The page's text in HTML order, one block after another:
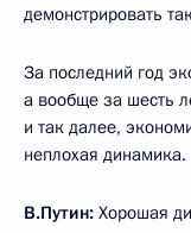
демонстрировать
За последний год
а вообще за шесть
и так далее,
неплохая динамика.
В.Путин: Хорошая